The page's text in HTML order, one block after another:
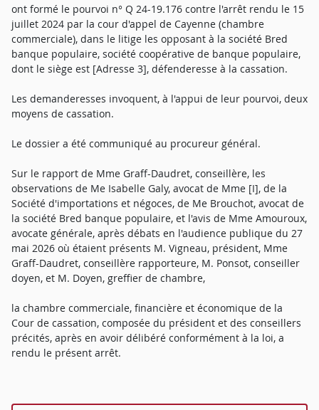
ont formé le pourvoi n° Q 24-19.176 contre l'arrêt rendu le 15
juillet 2024 par la cour d'appel de Cayenne (chambre
commerciale), dans le litige les opposant à la société Bred
banque populaire, société coopérative de banque populaire,
dont le siège est [Adresse 3], défenderesse à la cassation.
Les demanderesses invoquent, à l'appui de leur pourvoi, deux
moyens de cassation.
Le dossier a été communiqué au procureur général.
Sur le rapport de Mme Graff-Daudret, conseillère, les
observations de Me Isabelle Galy, avocat de Mme [I], de la
Société d'importations et négoces, de Me Brouchot, avocat de
la société Bred banque populaire, et l'avis de Mme Amouroux,
avocate générale, après débats en l'audience publique du 27
mai 2026 où étaient présents M. Vigneau, président, Mme
Graff-Daudret, conseillère rapporteure, M. Ponsot, conseiller
doyen, et M. Doyen, greffier de chambre,
la chambre commerciale, financière et économique de la
Cour de cassation, composée du président et des conseillers
précités, après en avoir délibéré conformément à la loi, a
rendu le présent arrêt.